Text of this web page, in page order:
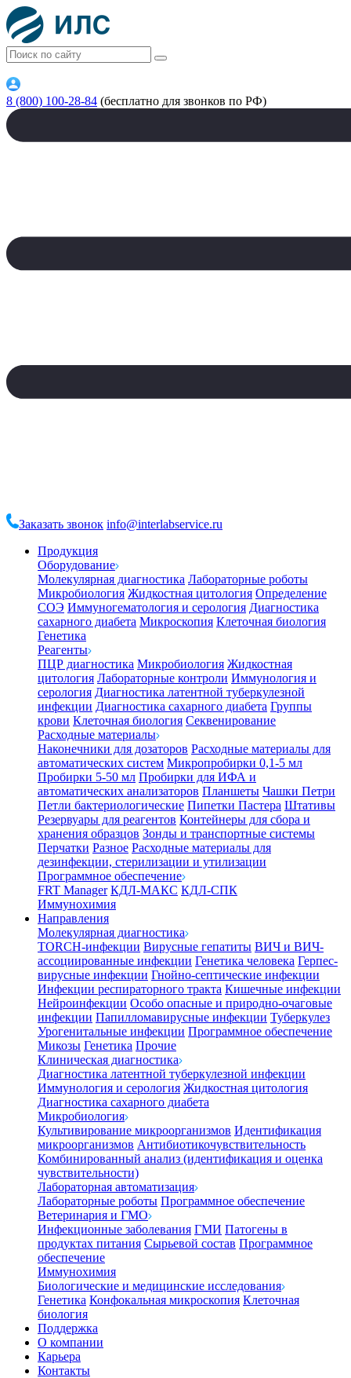
8 (800) 100-28-84 (бесплатно для звонков по РФ)
Заказать звонок info@interlabservice.ru
Продукция
Оборудование
Молекулярная диагностика Лабораторные роботы
Микробиология Жидкостная цитология Определение
СОЭ Иммуногематология и серология Диагностика
сахарного диабета Микроскопия Клеточная биология
Генетика
Реагенты
ПЦР диагностика Микробиология Жидкостная
цитология Лабораторные контроли Иммунология и
серология Диагностика латентной туберкулезной
инфекции Диагностика сахарного диабета Группы
крови Клеточная биология Секвенирование
Расходные материалы
Наконечники для дозаторов Расходные материалы для
автоматических систем Микропробирки 0,1-5 мл
Пробирки 5-50 мл Пробирки для ИФА и
автоматических анализаторов Планшеты Чашки Петри
Петли бактериологические Пипетки Пастера Штативы
Резервуары для реагентов Контейнеры для сбора и
хранения образцов Зонды и транспортные системы
Перчатки Разное Расходные материалы для
дезинфекции, стерилизации и утилизации
Программное обеспечение
FRT Manager КДЛ-МАКС КДЛ-СПК
Иммунохимия
Направления
Молекулярная диагностика
TORCH-инфекции Вирусные гепатиты ВИЧ и ВИЧ-
ассоциированные инфекции Генетика человека Герпес-
вирусные инфекции Гнойно-септические инфекции
Инфекции респираторного тракта Кишечные инфекции
Нейроинфекции Особо опасные и природно-очаговые
инфекции Папилломавирусные инфекции Туберкулез
Урогенитальные инфекции Программное обеспечение
Микозы Генетика Прочие
Клиническая диагностика
Диагностика латентной туберкулезной инфекции
Иммунология и серология Жидкостная цитология
Диагностика сахарного диабета
Микробиология
Культивирование микроорганизмов Идентификация
микроорганизмов Антибиотикочувствительность
Комбинированный анализ (идентификация и оценка
чувствительности)
Лабораторная автоматизация
Лабораторные роботы Программное обеспечение
Ветеринария и ГМО
Инфекционные заболевания ГМИ Патогены в
продуктах питания Сырьевой состав Программное
обеспечение
Иммунохимия
Биологические и медицинские исследования
Генетика Конфокальная микроскопия Клеточная
биология
Поддержка
О компании
Карьера
Контакты